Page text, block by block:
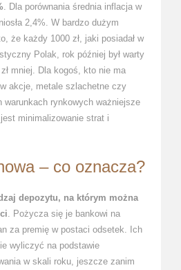
. Dla porównania średnia inflacja w
2,4%. W bardzo dużym
że każdy 1000 zł, jaki posiadał w
Polak, rok później był warty
mniej. Dla kogoś, kto nie ma
akcje, metale szlachetne czy
warunkach rynkowych ważniejsze
minimalizowanie strat i
– co oznacza?
depozytu, na którym można
. Pożycza się je bankowi na
za premię w postaci odsetek. Ich
wyliczyć na podstawie
w skali roku, jeszcze zanim